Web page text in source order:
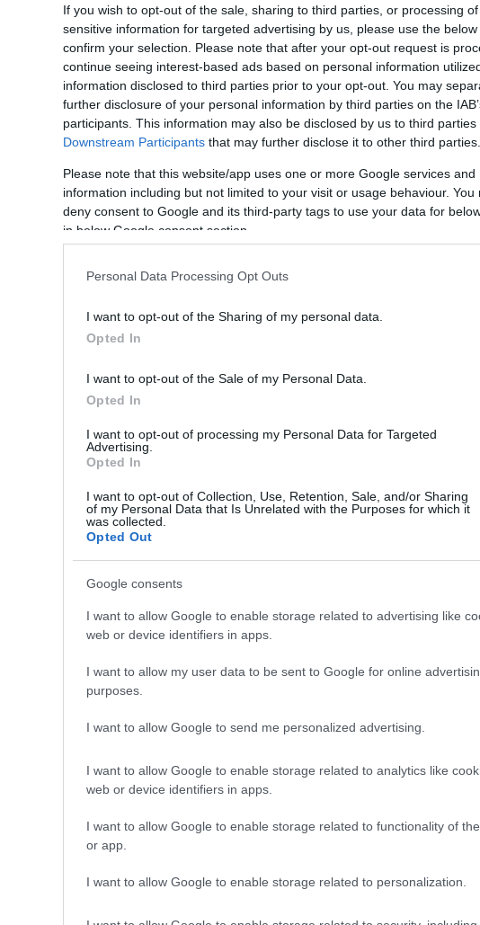
If you wish to opt-out of the sale, sharing to third parties, or processing
sensitive information for targeted advertising by us, please use the
confirm your selection. Please note that after your opt-out request is
continue seeing interest-based ads based on personal information
information disclosed to third parties prior to your opt-out. You may
further disclosure of your personal information by third parties on the
participants. This information may also be disclosed by us to third parties
Downstream Participants that may further disclose it to other third parties.
Please note that this website/app uses one or more Google services
information including but not limited to your visit or usage behaviour.
deny consent to Google and its third-party tags to use your data for
in below Google consent section.
Personal Data Processing Opt Outs
I want to opt-out of the Sharing of my personal data.
Opted In
I want to opt-out of the Sale of my Personal Data.
Opted In
I want to opt-out of processing my Personal Data for Targeted
Advertising.
Opted In
I want to opt-out of Collection, Use, Retention, Sale, and/or Sharing
of my Personal Data that Is Unrelated with the Purposes for which it
was collected.
Opted Out
Google consents
I want to allow Google to enable storage related to advertising like
web or device identifiers in apps.
I want to allow my user data to be sent to Google for online
purposes.
I want to allow Google to send me personalized advertising.
I want to allow Google to enable storage related to analytics like
web or device identifiers in apps.
I want to allow Google to enable storage related to functionality of
or app.
I want to allow Google to enable storage related to personalization.
Immigrazione e green pass, CasaPound: